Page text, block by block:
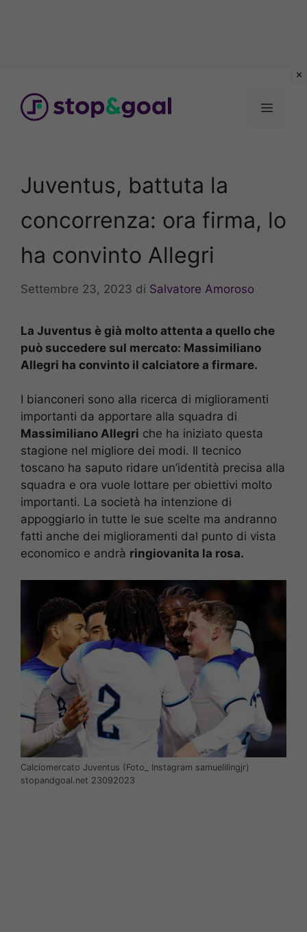
contenuto
Menu
Juventus, battuta la
concorrenza: ora firma, lo
ha convinto Allegri
Settembre 23, 2023 di Salvatore Amoroso
La Juventus è già molto attenta a quello che
può succedere sul mercato: Massimiliano
Allegri ha convinto il calciatore a firmare.
I bianconeri sono alla ricerca di miglioramenti
importanti da apportare alla squadra di
Massimiliano Allegri che ha iniziato questa
stagione nel migliore dei modi. Il tecnico
toscano ha saputo ridare un’identità precisa alla
squadra e ora vuole lottare per obiettivi molto
importanti. La società ha intenzione di
appoggiarlo in tutte le sue scelte ma andranno
fatti anche dei miglioramenti dal punto di vista
economico e andrà ringiovanita la rosa.
Calciomercato Juventus (Foto_ Instagram samuelilingjr)
stopandgoal.net 23092023